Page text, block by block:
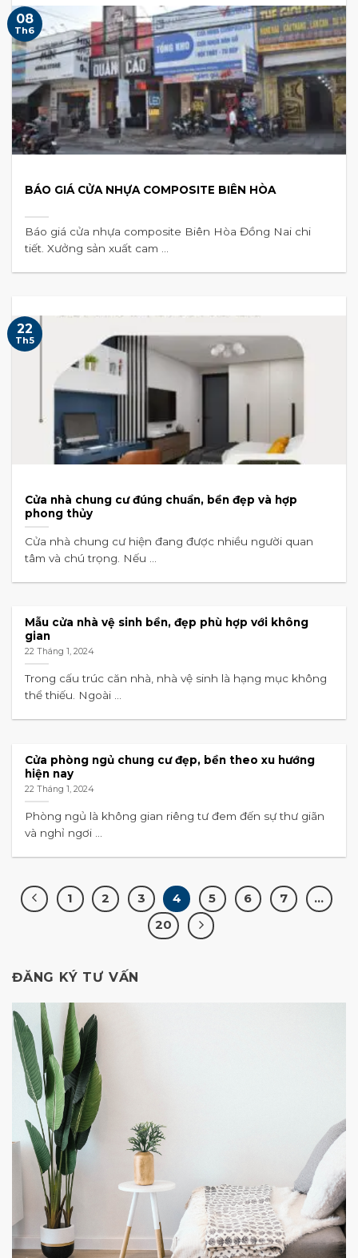
BÁO GIÁ CỬA NHỰA COMPOSITE BIÊN HÒA
Báo giá cửa nhựa composite Biên Hòa Đồng Nai chi
tiết. Xưởng sản xuất cam ...
08
Th6
Cửa nhà chung cư đúng chuẩn, bền đẹp và hợp
phong thủy
Cửa nhà chung cư hiện đang được nhiều người quan
tâm và chú trọng. Nếu ...
22
Th5
Mẫu cửa nhà vệ sinh bền, đẹp phù hợp với không
gian
22 Tháng 1, 2024
Trong cấu trúc căn nhà, nhà vệ sinh là hạng mục không
thể thiếu. Ngoài ...
Cửa phòng ngủ chung cư đẹp, bền theo xu hướng
hiện nay
22 Tháng 1, 2024
Phòng ngủ là không gian riêng tư đem đến sự thư giãn
và nghỉ ngơi ...
1 2 3 4 5 6 7
…
20
ĐĂNG KÝ TƯ VẤN